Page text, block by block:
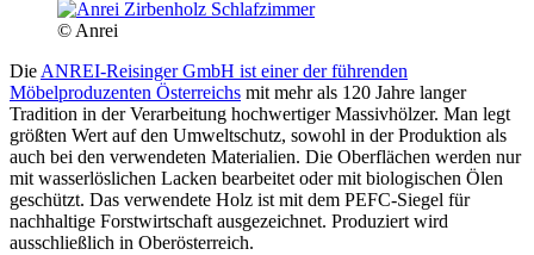
© Anrei
Die ANREI-Reisinger GmbH ist einer der führenden
Möbelproduzenten Österreichs mit mehr als 120 Jahre langer
Tradition in der Verarbeitung hochwertiger Massivhölzer. Man legt
größten Wert auf den Umweltschutz, sowohl in der Produktion als
auch bei den verwendeten Materialien. Die Oberflächen werden nur
mit wasserlöslichen Lacken bearbeitet oder mit biologischen Ölen
geschützt. Das verwendete Holz ist mit dem PEFC-Siegel für
nachhaltige Forstwirtschaft ausgezeichnet. Produziert wird
ausschließlich in Oberösterreich.